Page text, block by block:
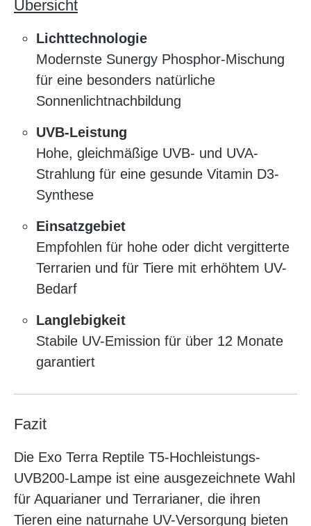
Übersicht
Lichttechnologie
Modernste Sunergy Phosphor-Mischung
für eine besonders natürliche
Sonnenlichtnachbildung
UVB-Leistung
Hohe, gleichmäßige UVB- und UVA-
Strahlung für eine gesunde Vitamin D3-
Synthese
Einsatzgebiet
Empfohlen für hohe oder dicht vergitterte
Terrarien und für Tiere mit erhöhtem UV-
Bedarf
Langlebigkeit
Stabile UV-Emission für über 12 Monate
garantiert
Fazit
Die Exo Terra Reptile T5-Hochleistungs-
UVB200-Lampe ist eine ausgezeichnete Wahl
für Aquarianer und Terrarianer, die ihren
Tieren eine naturnahe UV-Versorgung bieten